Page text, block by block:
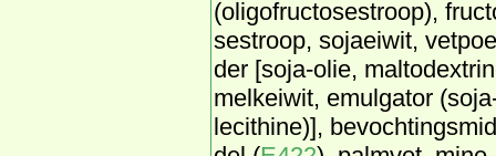
(oli­go­fruc­to­se­stroop),
se­stroop, so­jaei­wit,
der [so­ja-olie,
melk­ei­wit, emul­ga­tor
le­ci­thi­ne)],